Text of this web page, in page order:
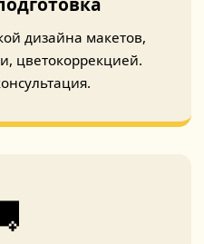
дизайна макетов,
цветокоррекцией.